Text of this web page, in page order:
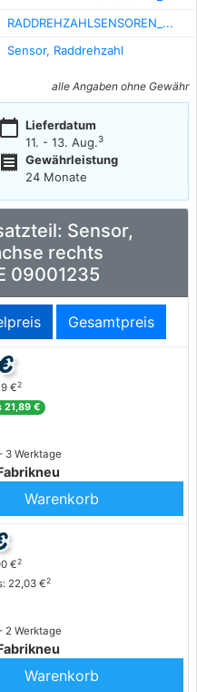
RADDREHZAHLSENSOREN_...
Sensor, Raddrehzahl
alle Angaben ohne Gewähr
calendar_today Lieferdatum
11. - 13. Aug.3
receipt
Gewährleistung
24 Monate
Sensor,
rechts
09001235
Gesamtpreis
3 Werktage
€2
21,89 €
Warenkorb
2 Werktage
€2
22,03 €2
Warenkorb